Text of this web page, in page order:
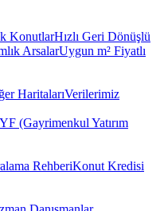
KonutlarHızlı Geri Dönüşlü
ArsalarUygun m² Fiyatlı
HaritalarıVerilerimiz
(Gayrimenkul Yatırım
RehberiKonut Kredisi